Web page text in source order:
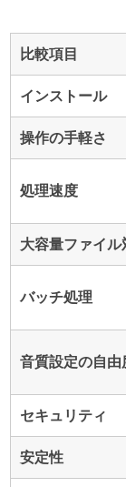
比較項目
インストール
操作の手軽さ
処理速度
大容量ファイル
バッチ処理
音質設定の自由
セキュリティ
安定性